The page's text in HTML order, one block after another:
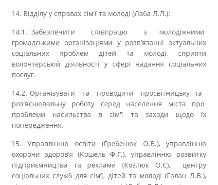
14. Відділу у справах сім'ї та молоді (Лаба Л.Л.):
14.1. Забезпечити співпрацю з молодіжними
громадськими організаціями у розв'язанні актуальних
соціальних проблем дітей та молоді, сприяти
волонтерській діяльності у сфері надання соціальних
послуг.
14.2. Організувати та проводити просвітницьку та
роз'яснювальну роботу серед населення міста про
проблеми насильства в сім'ї та заходи щодо їх
попередження.
15. Управлінню освіти (Гребенюк О.В.), управлінню
охорони здоров’я (Кошель Ф.Г.), управлінню розвитку
підприємництва та реклами (Козлюк О.Є), центру
соціальних служб для сім’ї, дітей та молоді (Галан Л.В.),